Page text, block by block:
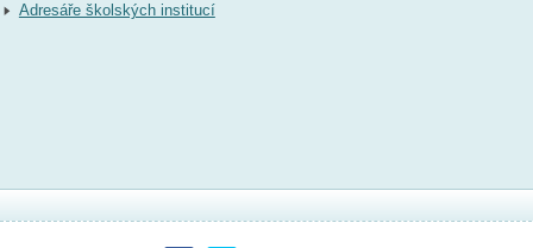
Adresáře školských institucí